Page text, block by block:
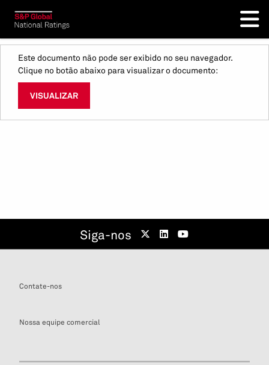
Este documento não pode ser exibido no seu navegador.
Clique no botão abaixo para visualizar o documento:
VISUALIZAR
Siga-nos
Contate-nos
Nossa equipe comercial